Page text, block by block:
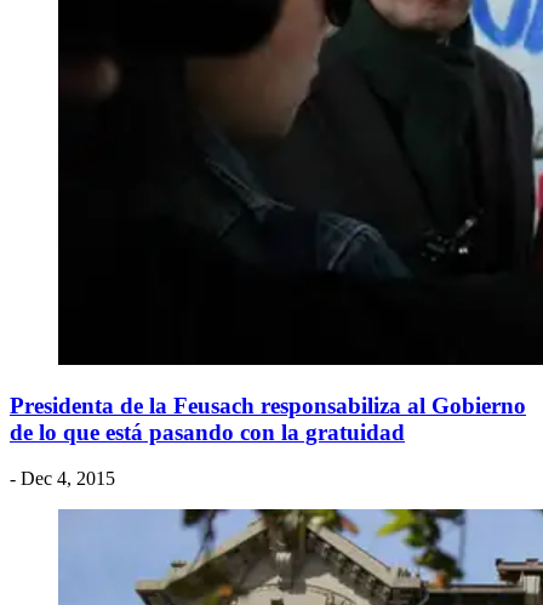
Presidenta de la Feusach responsabiliza al Gobierno
de lo que está pasando con la gratuidad
- Dec 4, 2015